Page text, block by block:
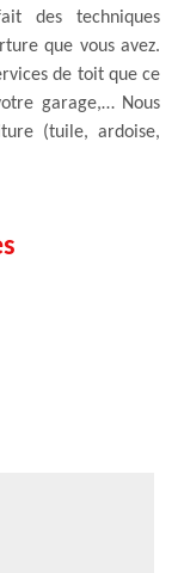
des techniques
que vous avez.
de toit que ce
garage,… Nous
(tuile, ardoise,